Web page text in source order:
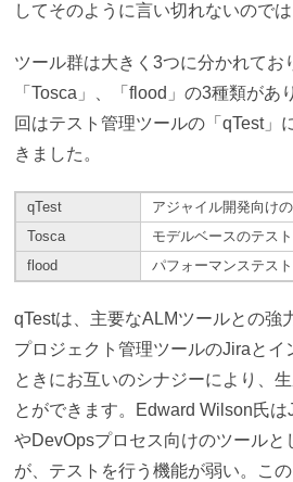
してそのように言い切れないのでは
ツール群は大きく3つに分かれてお
「Tosca」、「flood」の3種類があ
回はテスト管理ツールの「qTest」
きました。
qTest
アジャイル開発向け
Tosca
モデルベースのテス
flood
パフォーマンステス
qTestは、主要なALMツールとの強
プロジェクト管理ツールのJiraとイ
ときにお互いのシナジーにより、
とができます。Edward Wilson氏
やDevOpsプロセス向けのツールと
が、テストを行う機能が弱い。こ